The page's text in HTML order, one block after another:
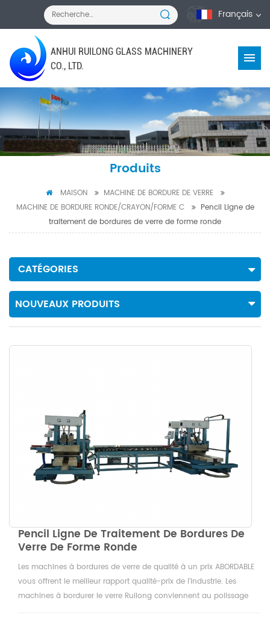
Français
ANHUI RUILONG GLASS MACHINERY
CO., LTD.
Produits
MAISON
MACHINE DE BORDURE DE VERRE
MACHINE DE BORDURE RONDE/CRAYON/FORME C
Pencil Ligne de
traitement de bordures de verre de forme ronde
CATÉGORIES
NOUVEAUX PRODUITS
Pencil Ligne De Traitement De Bordures De
Verre De Forme Ronde
Les machines à bordures de verre de qualité à un prix ABORDABLE
vous offrent le meilleur rapport qualité-prix de l'industrie. Les
machines à bordurer le verre Ruilong conviennent au polissage